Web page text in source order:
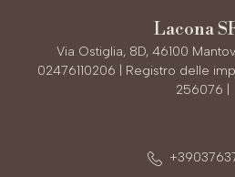
Lacona
Via Ostiglia, 8D, 46100
02476110206 | Registro delle
256076 |